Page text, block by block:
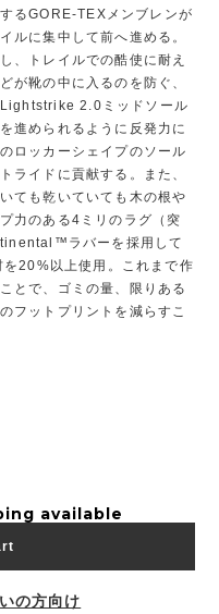
るGORE-TEXメンブレンが
ルに集中して前へ進める。
、トレイルでの酷使に耐え
が靴の中に入るのを防ぐ、
Lightstrike 2.0ミッドソール
進められるように反発力に
ロッカーシェイプのソール
ライドに貢献する。また、
ても乾いていても木の根や
力のある4ミリのラグ（突
ラバーを採用して
20%以上使用。これまで作
とで、ゴミの量、限りある
フットプリントを減らすこ
available
の方向け